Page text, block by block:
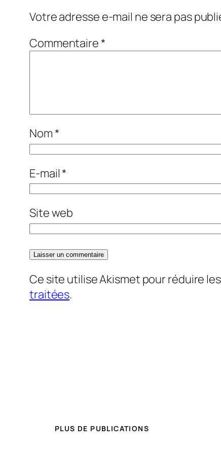
Votre adresse e-mail ne sera pas
Commentaire*
Nom*
E-mail*
Site web
Ce site utilise Akismet pour réduire
traitées.
PLUS DE PUBLICATIONS